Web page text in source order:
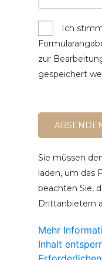
Ich
zur
gespeichert
Sie müssen
laden, um das
beachten Sie,
Drittanbietern
Mehr
Inhalt